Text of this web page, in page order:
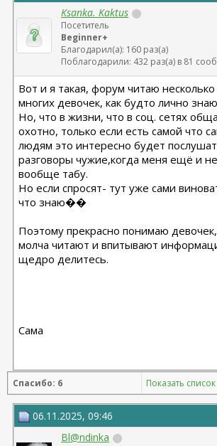
Ksanka. Kaktus
Посетитель
Beginner+
Благодарил(а): 160 раз(а)
Поблагодарили: 432 раз(а) в 81
Вот и я такая, форум читаю
многих девочек, как будто лично
Но, что в жизни, что в соц. сетях
охотно, только если есть самой что
людям это интересно будет
разговоры чужие,когда меня ещё и
вообще табу.
Но если спросят- тут уже сами
что знаю��
Поэтому прекрасно понимаю
молча читают и впитывают
щедро делитесь.
Сама
Спасибо: 6 Показать список
06.11.2025, 09:46
Bl@ndinka